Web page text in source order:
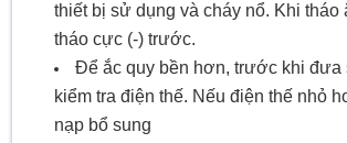
thiết bị sử dụng và cháy nổ. Khi tháo
tháo cực (-) trước.
Để ắc quy bền hơn, trước khi đưa
kiểm tra điện thế. Nếu điện thế nhỏ
nạp bổ sung